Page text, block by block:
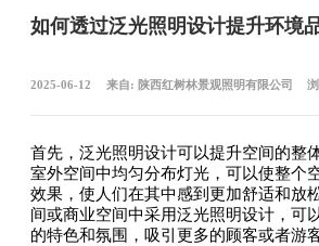
如何透过泛光照明设计提升环境
2025-06-12 来自: 陕西红树林景观照明有限公司
首先，泛光照明设计可以提升空间的整
室外空间中均匀分布灯光，可以使整个
效果，使人们在其中感到更加舒适和放
间或商业空间中采用泛光照明设计，可
的特色和氛围，吸引更多的顾客或者游客